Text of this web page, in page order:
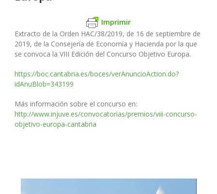
Imprimir
Extracto de la Orden HAC/38/2019, de 16 de septiembre de
2019, de la Consejería de Economía y Hacienda por la que
se convoca la VIII Edición del Concurso Objetivo Europa.
https://boc.cantabria.es/boces/verAnuncioAction.do?
idAnuBlob=343199
Más información sobre el concurso en:
http://www.injuve.es/convocatorias/premios/viii-concurso-
objetivo-europa-cantabria